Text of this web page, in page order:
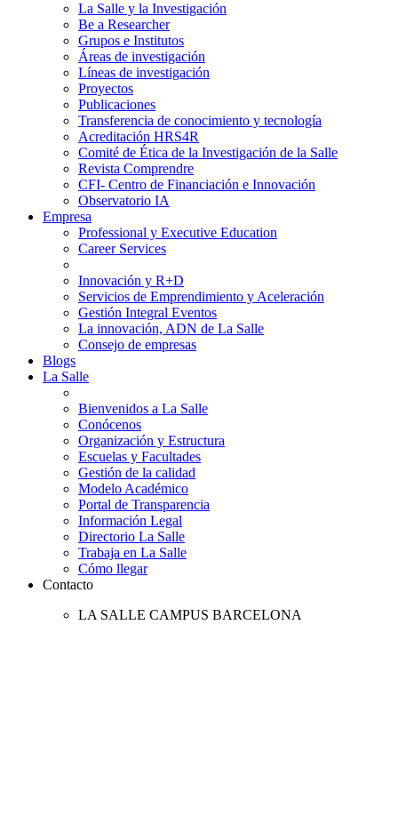
La Salle y la Investigación
Be a Researcher
Grupos e Institutos
Áreas de investigación
Líneas de investigación
Proyectos
Publicaciones
Transferencia de conocimiento y tecnología
Acreditación HRS4R
Comité de Ética de la Investigación de la Salle
Revista Comprendre
CFI- Centro de Financiación e Innovación
Observatorio IA
Empresa
Professional y Executive Education
Career Services
Innovación y R+D
Servicios de Emprendimiento y Aceleración
Gestión Integral Eventos
La innovación, ADN de La Salle
Consejo de empresas
Blogs
La Salle
Bienvenidos a La Salle
Conócenos
Organización y Estructura
Escuelas y Facultades
Gestión de la calidad
Modelo Académico
Portal de Transparencia
Información Legal
Directorio La Salle
Trabaja en La Salle
Cómo llegar
Contacto
LA SALLE CAMPUS BARCELONA